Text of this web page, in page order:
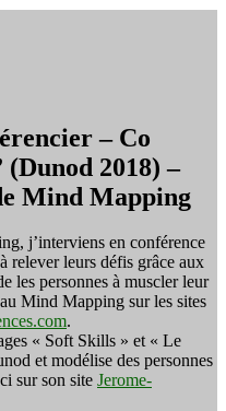
– Co
2018) –
Mind Mapping
j’interviens en conférence
relever leurs défis grâce aux
les personnes à muscler leur
Mind Mapping sur les sites
.
« Soft Skills » et « Le
et modélise des personnes
sur son site Jerome-